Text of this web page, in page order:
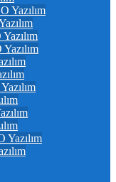
Yazılım
Yazılım